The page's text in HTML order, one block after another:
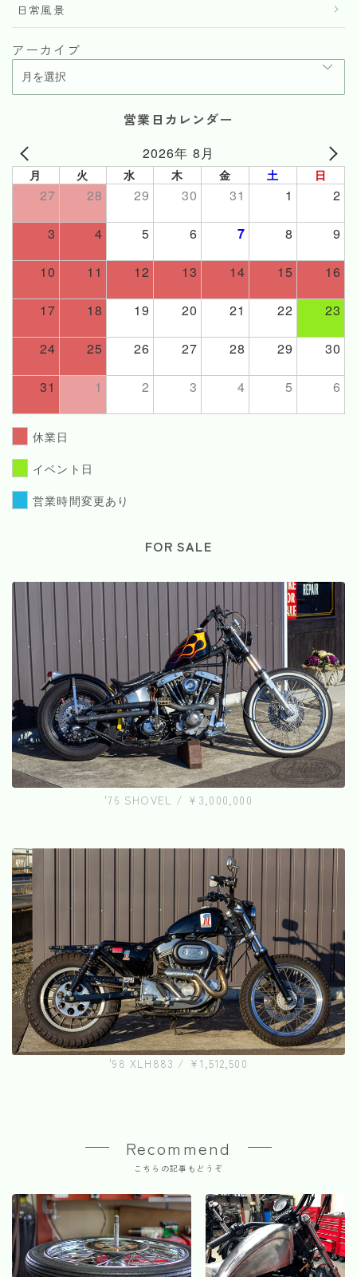
日常風景
アーカイブ
営業日カレンダー
2026年 8月
月 火 水 木 金 土 日
27 28 29 30 31 1 2
3 4 5 6 7 8 9
10 11 12 13 14 15 16
17 18 19 20 21 22 23
24 25 26 27 28 29 30
31 1 2 3 4 5 6
休業日
イベント日
営業時間変更あり
FOR SALE
'76 SHOVEL / ¥3,000,000
'98 XLH883 / ¥1,512,500
Recommend
こちらの記事もどうぞ